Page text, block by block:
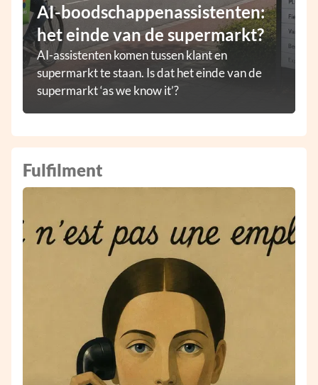
AI-boodschappenassistenten:
het einde van de supermarkt?
AI-assistenten komen tussen klant en
supermarkt te staan. Is dat het einde van de
supermarkt ‘as we know it’?
Fulfilment